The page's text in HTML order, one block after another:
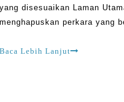
yang disesuaikan Laman
menghapuskan perkara yang
pencemar, dan debu. Ada ha
Baca Lebih Lanjut